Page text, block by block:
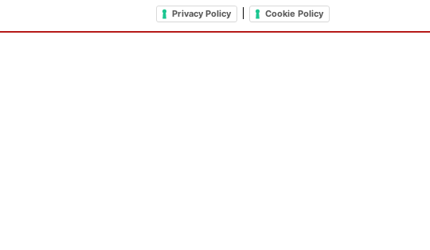
Privacy Policy Cookie Policy